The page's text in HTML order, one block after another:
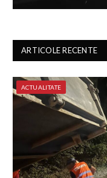
ARTICOLE RECENTE
ACTUALITATE